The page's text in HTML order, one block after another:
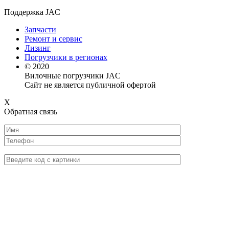
Поддержка JAC
Запчасти
Ремонт и сервис
Лизинг
Погрузчики в регионах
© 2020
Вилочные погрузчики JAC
Сайт не является публичной офертой
X
Обратная связь